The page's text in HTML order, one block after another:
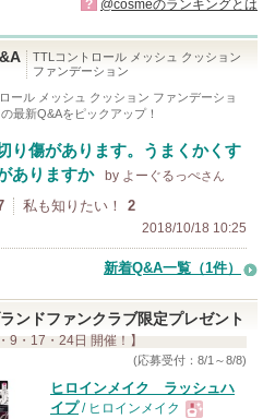
? @cosmeのランキングとは
TTLコントロール メッシュ クッション
ファンデーション
ール メッシュ クッション ファンデーショ
最新Q&Aをピックアップ！
り傷があります。うまくかくす
ありますか
by よーぐるっぺさん
私も知りたい！ 2
2018/10/18 10:25
新着Q&A一覧（1件）
ンドファンクラブ限定プレゼント
9・17・24日 開催！】
(応募受付：8/1～8/8)
ヒロインメイク ラッシュハ
イプ/ ヒロインメイク